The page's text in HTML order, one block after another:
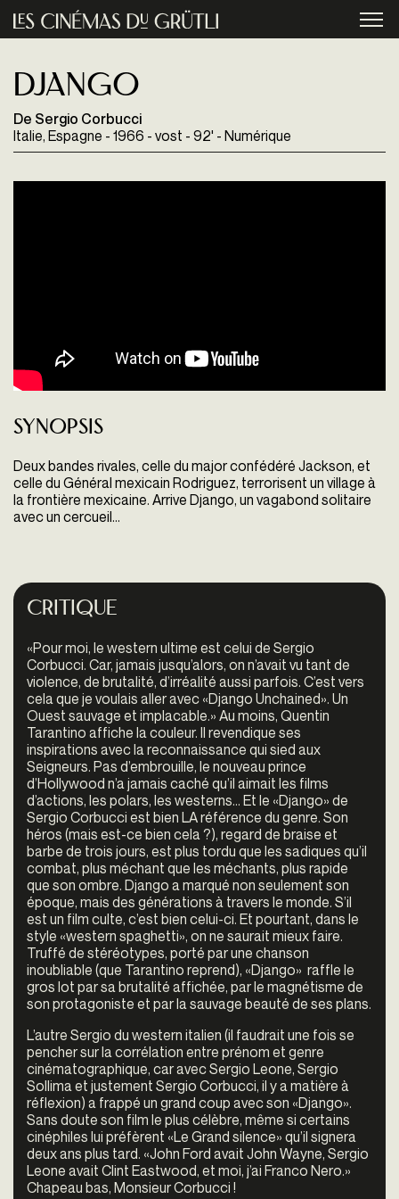
Aller au contenu principal
Django
De Sergio Corbucci
Italie, Espagne - 1966 - vost - 92' - Numérique
Synopsis
Deux bandes rivales, celle du major confédéré Jackson, et
celle du Général mexicain Rodriguez, terrorisent un village à
la frontière mexicaine. Arrive Django, un vagabond solitaire
avec un cercueil...
Critique
«Pour moi, le western ultime est celui de Sergio
Corbucci. Car, jamais jusqu’alors, on n’avait vu tant de
violence, de brutalité, d’irréalité aussi parfois. C’est vers
cela que je voulais aller avec «Django Unchained». Un
Ouest sauvage et implacable.» Au moins, Quentin
Tarantino affiche la couleur. Il revendique ses
inspirations avec la reconnaissance qui sied aux
Seigneurs. Pas d’embrouille, le nouveau prince
d’Hollywood n’a jamais caché qu’il aimait les films
d’actions, les polars, les westerns… Et le «Django» de
Sergio Corbucci est bien LA référence du genre. Son
héros (mais est-ce bien cela ?), regard de braise et
barbe de trois jours, est plus tordu que les sadiques qu’il
combat, plus méchant que les méchants, plus rapide
que son ombre. Django a marqué non seulement son
époque, mais des générations à travers le monde. S’il
est un film culte, c’est bien celui-ci. Et pourtant, dans le
style «western spaghetti», on ne saurait mieux faire.
Truffé de stéréotypes, porté par une chanson
inoubliable (que Tarantino reprend), «Django» raffle le
gros lot par sa brutalité affichée, par le magnétisme de
son protagoniste et par la sauvage beauté de ses plans.
L’autre Sergio du western italien (il faudrait une fois se
pencher sur la corrélation entre prénom et genre
cinématographique, car avec Sergio Leone, Sergio
Sollima et justement Sergio Corbucci, il y a matière à
réflexion) a frappé un grand coup avec son «Django».
Sans doute son film le plus célèbre, même si certains
cinéphiles lui préfèrent «Le Grand silence» qu’il signera
deux ans plus tard. «John Ford avait John Wayne, Sergio
Leone avait Clint Eastwood, et moi, j’ai Franco Nero.»
Chapeau bas, Monsieur Corbucci !